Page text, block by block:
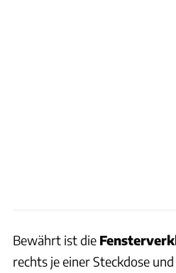
Bewährt ist die
rechts je einer Steckdose